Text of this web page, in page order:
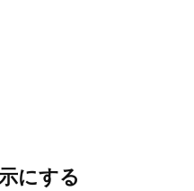
にする